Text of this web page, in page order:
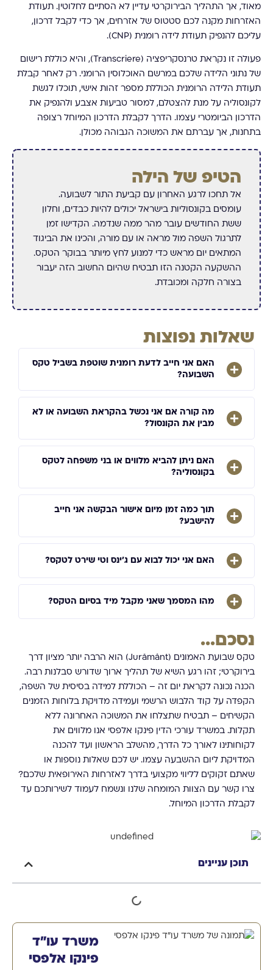
מאוד, אך התהליך הבירוקרטי עדיין לא הסתיים לחלוטין. תעודת
האזרחות מקנה לכם סטטוס של אזרחים, אך כדי לקבל דרכון,
עליכם להנפיק תעודת לידה רומנית (CNP).
פעולה זו נקראת טרנסקריפציה (Transcriere), והיא כוללת רישום
של נתוני הלידה שלכם במרשם האוכלוסין הרומני. רק לאחר קבלת
תעודת הלידה הרומנית הכוללת מספר זהות אישי, תוכלו לגשת
לקונסוליה על מנת להצטלם, למסור טביעות אצבע ולהנפיק את
הדרכון הביומטרי עצמו. הדרך לקבלת הדרכון המיוחל רצופה
בתחנות, אך עברתם את המשוכה הגבוהה מכולן.
הטיפ של הילה
אל תחכו לרגע האחרון עם קביעת התור לשבועה.
עומסים בקונסוליות בישראל יכולים להיות כבדים, וחלון
ששת החודשים עובר מהר ממה שנדמה. הקדישו זמן
לתרגול השפה מול מראה או עם מורה, והכינו את הביגוד
המתאים יום מראש כדי למנוע לחץ מיותר בבוקר הטקס.
ההשקעה הקטנה הזו תבטיח שהיום החשוב הזה יעבור
בצורה חלקה ומכובדת.
שאלות נפוצות
האם אני חייב לדעת רומנית שוטפת בשביל טקס
השבועה?
מה קורה אם אני נכשל בהקראת השבועה או לא
מבין את הקונסול?
האם ניתן להביא מלווים או בני משפחה לטקס
בקונסוליה?
תוך כמה זמן מיום אישור הבקשה אני חייב
להישבע?
האם אני יכול לבוא עם ג'ינס וטי שירט לטקס?
מהו המסמך שאני מקבל מיד בסיום הטקס?
נסכם...
טקס שבועת האמונים (Jurământ) הוא הרבה יותר מציון דרך
בירוקרטי; זהו רגע השיא של תהליך ארוך שדורש סבלנות רבה.
הכנה נכונה לקראת יום זה – הכוללת למידה בסיסית של השפה,
הקפדה על קוד הלבוש הרשמי ועמידה מדויקת בלוחות הזמנים
הקשיחים – תבטיח שתצלחו את המשוכה האחרונה ללא
תקלות. במשרד עורכי הדין פינקו אלפסי אנו מלווים את
לקוחותינו לאורך כל הדרך, מהשלב הראשון ועד להכנה
המדויקת ליום ההשבעה עצמו. יש לכם שאלות נוספות או
שאתם זקוקים לליווי מקצועי בדרך לאזרחות האירופאית שלכם?
צרו קשר עם הצוות המומחה שלנו ונשמח לעמוד לשירותכם עד
לקבלת הדרכון המיוחל.
תוכן עניינים
משרד עו"ד
פינקו אלפסי